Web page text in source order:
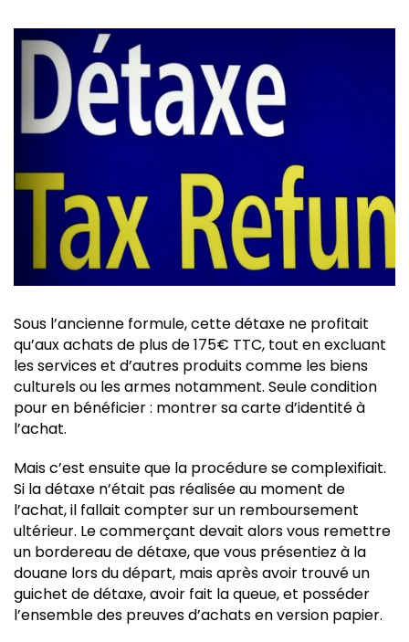
Sous l’ancienne formule, cette détaxe ne profitait
qu’aux achats de plus de 175€ TTC, tout en excluant
les services et d’autres produits comme les biens
culturels ou les armes notamment. Seule condition
pour en bénéficier : montrer sa carte d’identité à
l’achat.
Mais c’est ensuite que la procédure se complexifiait.
Si la détaxe n’était pas réalisée au moment de
l’achat, il fallait compter sur un remboursement
ultérieur. Le commerçant devait alors vous remettre
un bordereau de détaxe, que vous présentiez à la
douane lors du départ, mais après avoir trouvé un
guichet de détaxe, avoir fait la queue, et posséder
l’ensemble des preuves d’achats en version papier.